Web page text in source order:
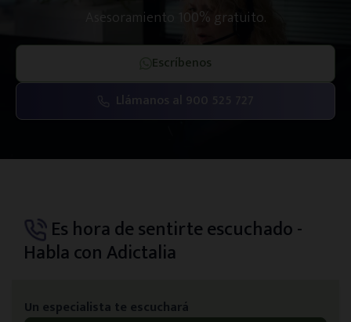
Asesoramiento 100% gratuito.
Escríbenos
Llámanos al 900 525 727
Es hora de sentirte escuchado -
Habla con Adictalia
Un especialista te escuchará